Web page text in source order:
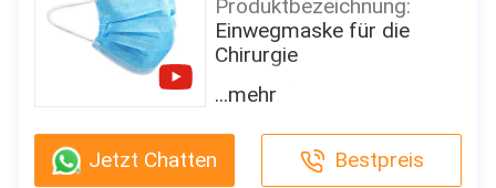
Produktbezeichnung:
Einwegmaske für die
Chirurgie
Material:
gewebten Stoffen
Farbe:
...mehr
Jetzt Chatten Bestpreis